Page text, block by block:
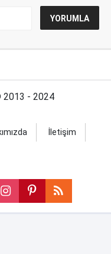
2013 - 2024
İletişim